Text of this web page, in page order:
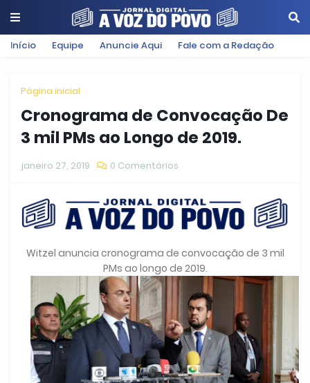
Início Equipe Anuncie Aqui Fale com a Redação
Página inicial
Cronograma de Convocação De
3 mil PMs ao Longo de 2019.
janeiro 27, 2019 0 Comentários
Witzel anuncia cronograma de convocação de 3 mil
PMs ao longo de 2019.